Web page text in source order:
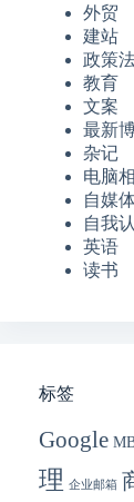
外贸
建站
政策
教育
文案
最新
杂记
电脑
自媒
自我
英语
读书
标签
Google
理 企业邮箱